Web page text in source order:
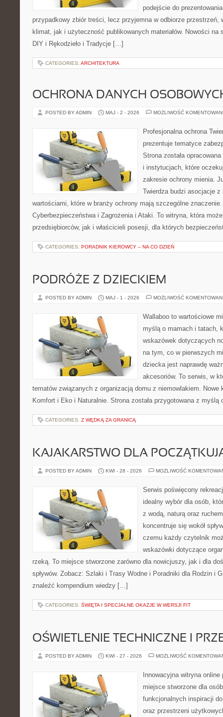
podejście do
przypadkowy zbiór treści, lecz przyjemna w odbiorze przestrzeń,
klimat, jak i użyteczność publikowanych materiałów. Nowości na
DIY i Rękodzieło i Tradycje […]
CATEGORIES: ARCHITEKTURA
OCHRONA DANYCH
POSTED BY ADMIN MAJ - 2 - 2026 MOŻLIWOŚĆ
Profesjonalna ochrona
prezentuje tematyce
Strona została
i instytucjach, które
zakresie ochrony mienia.
Twierdza budzi asocjacje
wartościami, które w branży ochrony mają szczególne
Cyberbezpieczeństwa i Zagrożenia i Ataki. To witryna, która
przedsiębiorców, jak i właścicieli posesji, dla których
CATEGORIES: PORADNIK KIEROWCY – NA CO DZIEŃ
PODRÓŻE Z DZIECKIEM
POSTED BY ADMIN MAJ - 1 - 2026 MOŻLIWOŚĆ
Wallaboo to wartościowe
myślą o mamach i tatach,
wskazówek dotyczących
na tym, co w pierwszych
dziecka jest naprawdę
akcesoriów. To serwis, w
tematów związanych z organizacją domu z niemowlakiem. Nowe
Komfort i Eko i Naturalnie. Strona została przygotowana z
CATEGORIES: Z WĘDKĄ ZA GRANICĄ
KAJAKARSTWO DLA
POSTED BY ADMIN KWI - 28 - 2026 MOŻLIWOŚĆ
Serwis poświęcony
idealny wybór dla osób,
z wodą, naturą oraz
koncentruje się wokół
czemu każdy czytelnik
wskazówki dotyczące
rzeką. To miejsce stworzone zarówno dla nowicjuszy, jak i dla
spływów. Zobacz: Szlaki i Trasy Wodne i Poradniki dla Rodzin i
znaleźć kompendium wiedzy […]
CATEGORIES: ŚWIĘTA I SPECJALNE OKAZJE W WERSJI FIT
OŚWIETLENIE TECHNICZNE I
POSTED BY ADMIN KWI - 27 - 2026 MOŻLIWOŚĆ
Innowacyjna witryna
miejsce stworzone dla
funkcjonalnych inspiracji
oraz przestrzeni